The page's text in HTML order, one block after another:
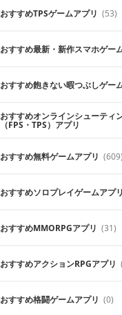
おすすめTPSゲームアプリ (53)
おすすめ最新・新作スマホゲー
おすすめ飽きない暇つぶしゲー
おすすめオンラインシューティ
（FPS・TPS）アプリ
おすすめ無料ゲームアプリ (609)
おすすめソロプレイゲームアプリ
おすすめ MMORPGアプリ (31)
おすすめアクションRPGアプリ
おすすめ格闘ゲームアプリ (0)